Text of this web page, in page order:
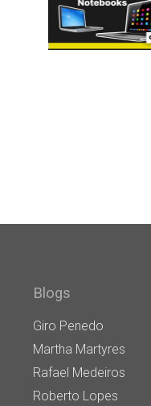
Blogs
Giro Penedo
Martha Martyres
Rafael Medeiros
Roberto Lopes